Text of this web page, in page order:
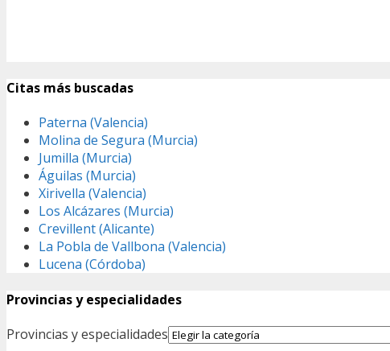
Citas más buscadas
Paterna (Valencia)
Molina de Segura (Murcia)
Jumilla (Murcia)
Águilas (Murcia)
Xirivella (Valencia)
Los Alcázares (Murcia)
Crevillent (Alicante)
La Pobla de Vallbona (Valencia)
Lucena (Córdoba)
Provincias y especialidades
Provincias y especialidades